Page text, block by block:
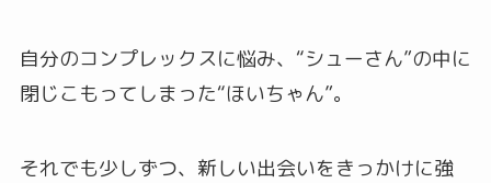
自分のコンプレックスに悩み、“シューさん”の中に
閉じこもってしまった“ほいちゃん”。
それでも少しずつ、新しい出会いをきっかけに強